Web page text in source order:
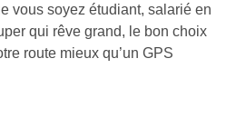
vous soyez étudiant, salarié en
qui rêve grand, le bon choix
route mieux qu’un GPS